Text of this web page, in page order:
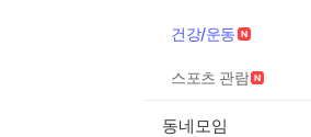
건강/운동
스포츠 관람
동네모임